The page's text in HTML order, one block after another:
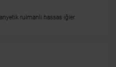
rulmanlı hassas iğler